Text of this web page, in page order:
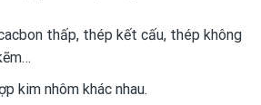
thấp, thép kết cấu, thép không
kim nhôm khác nhau.